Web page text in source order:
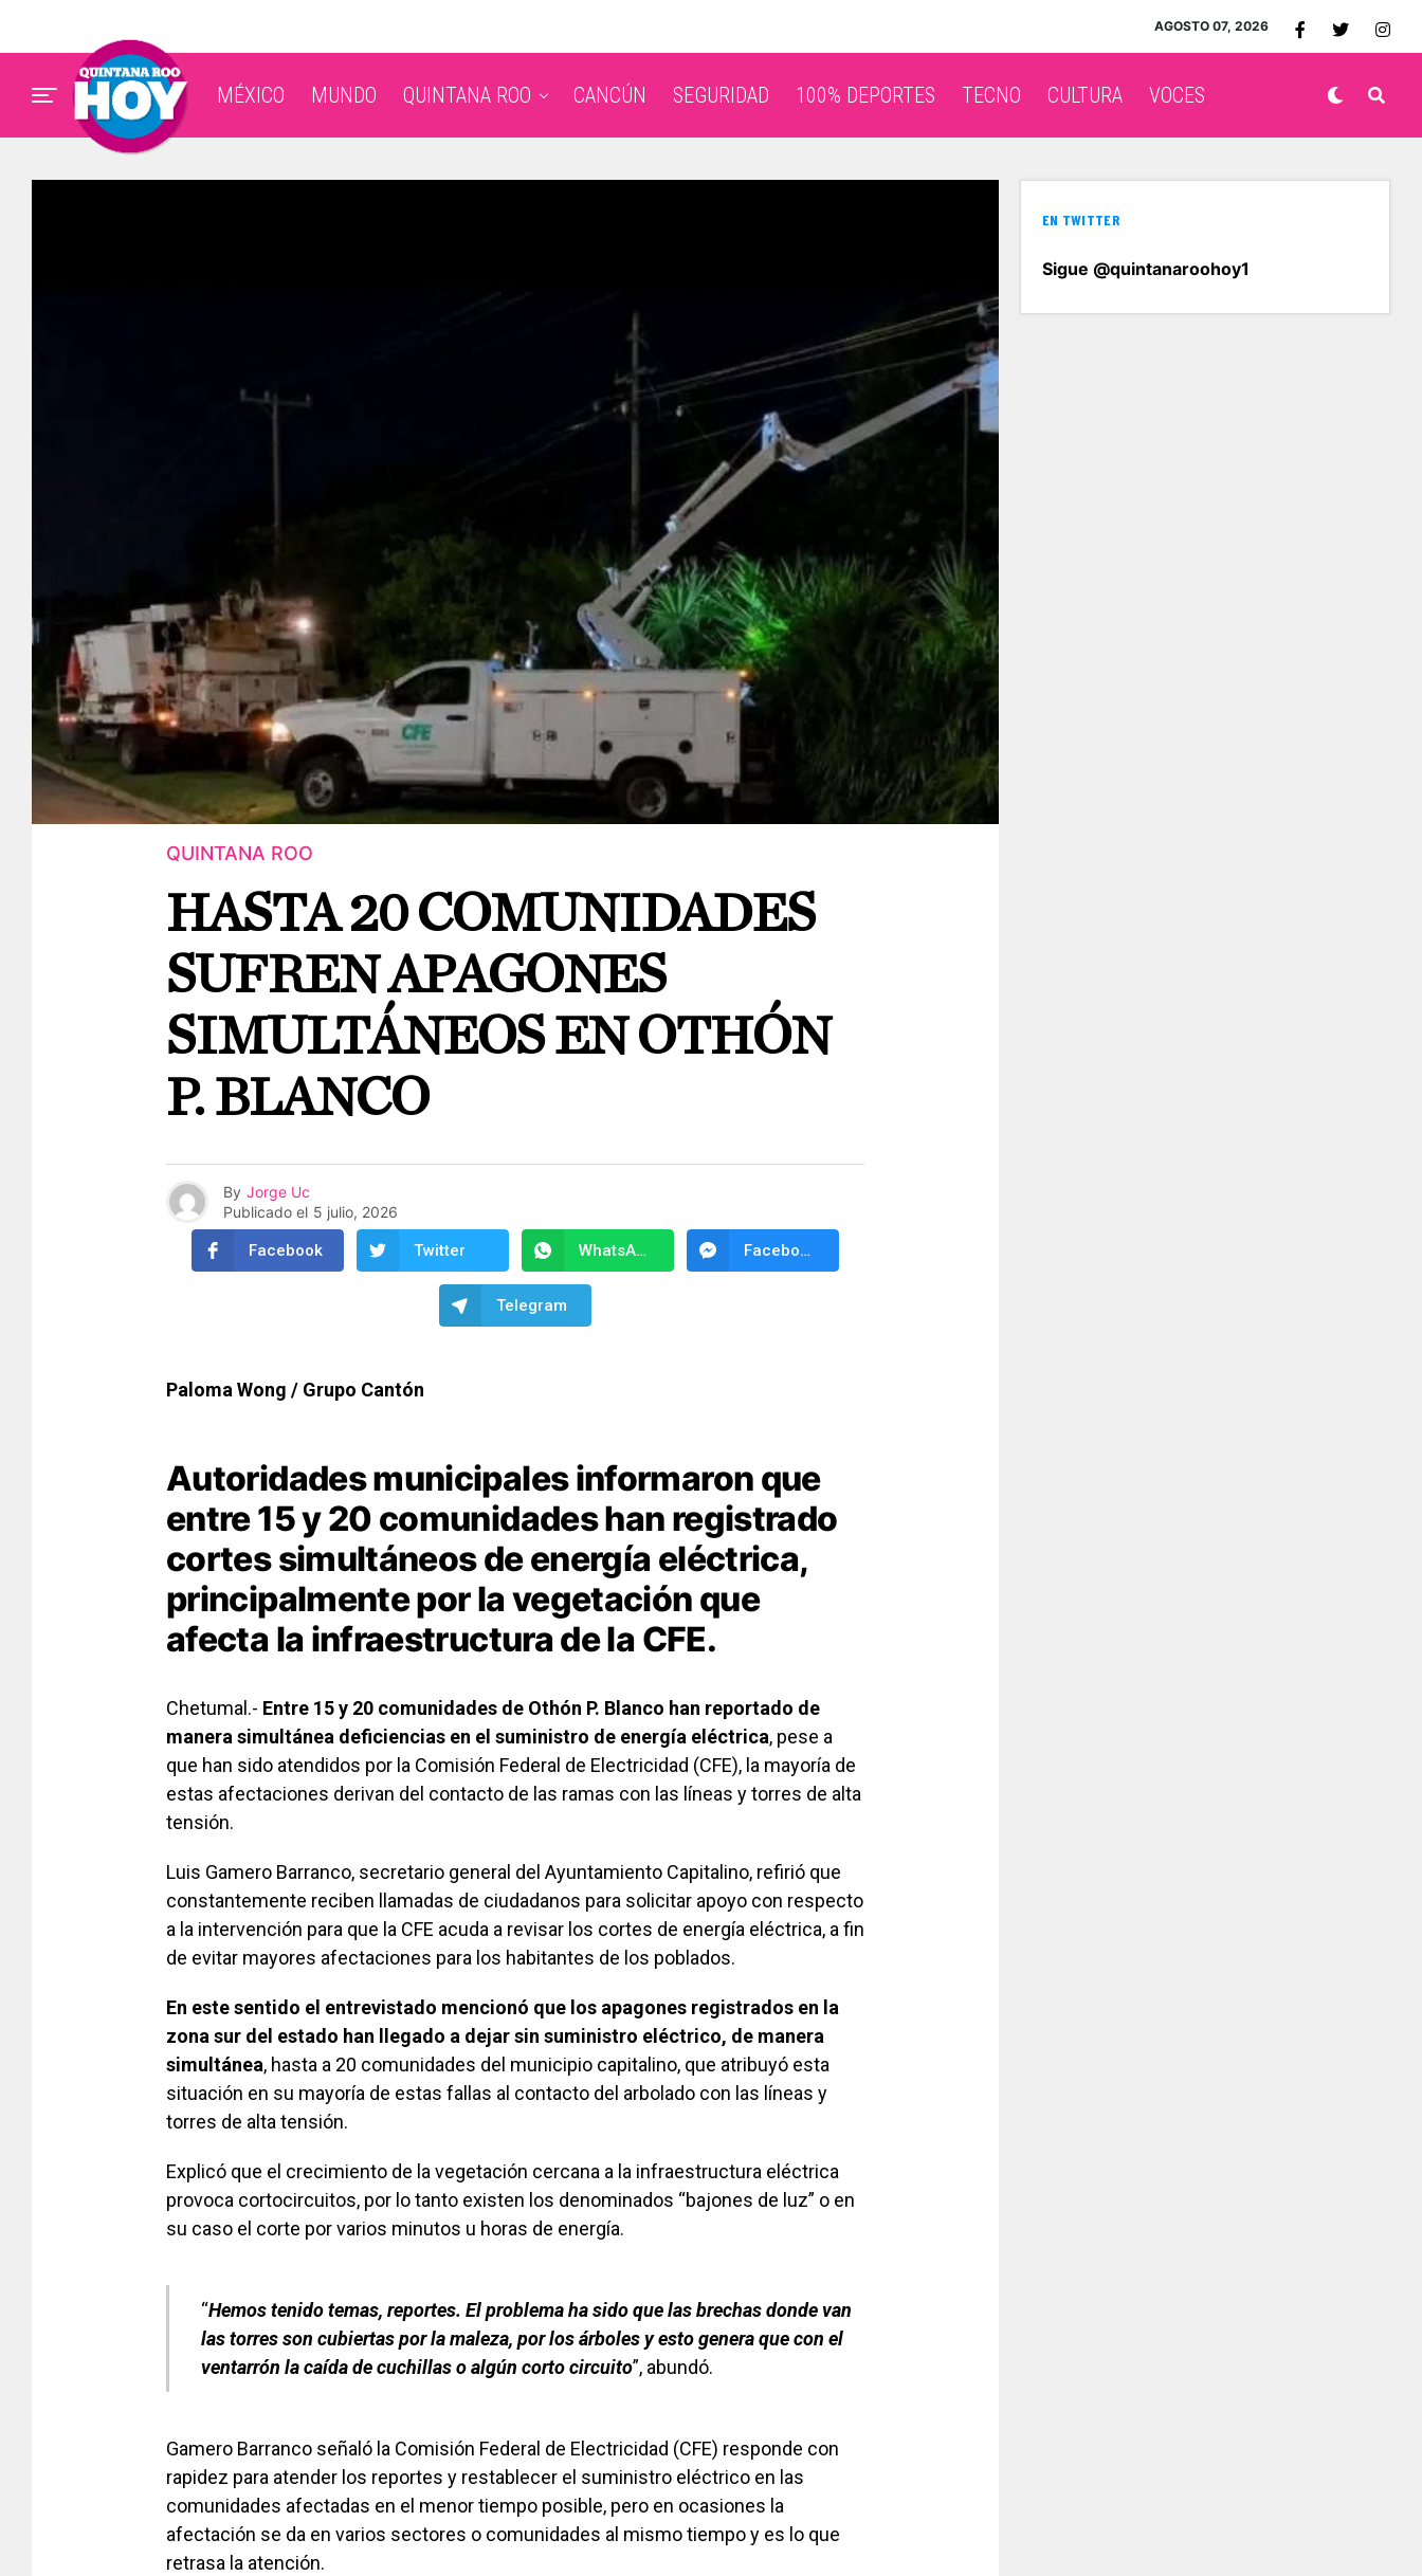
AGOSTO 07, 2026
MÉXICO MUNDO QUINTANA ROO CANCÚN SEGURIDAD 100% DEPORTES TECNO CULTURA VOCES
QUINTANA ROO
HASTA 20 COMUNIDADES
SUFREN APAGONES
SIMULTÁNEOS EN OTHÓN
P. BLANCO
By Jorge Uc
Publicado el 5 julio, 2026
Facebook Twitter WhatsApp Facebook Messenger
Telegram
Paloma Wong / Grupo Cantón
Autoridades municipales informaron que
entre 15 y 20 comunidades han registrado
cortes simultáneos de energía eléctrica,
principalmente por la vegetación que
afecta la infraestructura de la CFE.
Chetumal.- Entre 15 y 20 comunidades de Othón P. Blanco han reportado de
manera simultánea deficiencias en el suministro de energía eléctrica, pese a
que han sido atendidos por la Comisión Federal de Electricidad (CFE), la mayoría de
estas afectaciones derivan del contacto de las ramas con las líneas y torres de alta
tensión.
Luis Gamero Barranco, secretario general del Ayuntamiento Capitalino, refirió que
constantemente reciben llamadas de ciudadanos para solicitar apoyo con respecto
a la intervención para que la CFE acuda a revisar los cortes de energía eléctrica, a fin
de evitar mayores afectaciones para los habitantes de los poblados.
En este sentido el entrevistado mencionó que los apagones registrados en la
zona sur del estado han llegado a dejar sin suministro eléctrico, de manera
simultánea, hasta a 20 comunidades del municipio capitalino, que atribuyó esta
situación en su mayoría de estas fallas al contacto del arbolado con las líneas y
torres de alta tensión.
Explicó que el crecimiento de la vegetación cercana a la infraestructura eléctrica
provoca cortocircuitos, por lo tanto existen los denominados “bajones de luz” o en
su caso el corte por varios minutos u horas de energía.
“Hemos tenido temas, reportes. El problema ha sido que las brechas donde van
las torres son cubiertas por la maleza, por los árboles y esto genera que con el
ventarrón la caída de cuchillas o algún corto circuito”, abundó.
Gamero Barranco señaló la Comisión Federal de Electricidad (CFE) responde con
rapidez para atender los reportes y restablecer el suministro eléctrico en las
comunidades afectadas en el menor tiempo posible, pero en ocasiones la
afectación se da en varios sectores o comunidades al mismo tiempo y es lo que
retrasa la atención.
EN TWITTER
Sigue @quintanaroohoy1